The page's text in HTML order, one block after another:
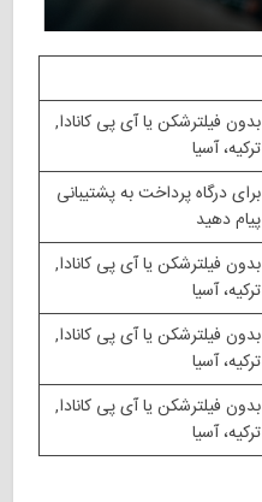
بدون فیلترشکن یا آی پی کانادا,
ترکیه، آسیا
برای درگاه پرداخت به پشتیبانی
پیام دهید
بدون فیلترشکن یا آی پی کانادا,
ترکیه، آسیا
بدون فیلترشکن یا آی پی کانادا,
ترکیه، آسیا
بدون فیلترشکن یا آی پی کانادا,
ترکیه، آسیا